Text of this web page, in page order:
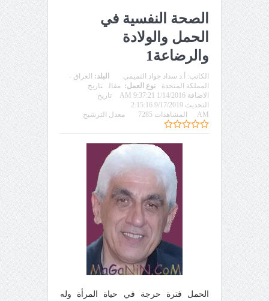
الصحة النفسية في
الحمل والولادة
والرضاعة1
الكاتب: أ.د سداد جواد التميمي البلد: العراق -
المملكة المتحدة
نوع العمل: مقال
تاريخ
الاضافة 1/14/2016 9:37:21 AM
تاريخ
التحديث 9/17/2019 2:15:16
AM
المشاهدات 7285 معدل الترشيح
الحمل فترة حرجة في حياة المرأة وله